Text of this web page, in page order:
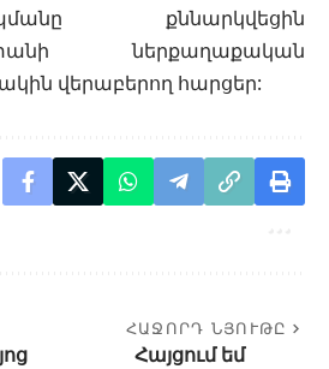
քննարկվեցին
ներքաղաքական
վերաբերող հարցեր:
ՀԱՋՈՐԴ ՆՅՈՒԹԸ
Հայցում եմ